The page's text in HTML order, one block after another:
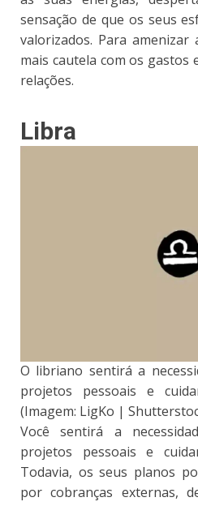
sensação de que os seus
valorizados. Para
mais cautela com os gastos
relações.
Libra
O libriano sentirá a
projetos pessoais e
(Imagem: LigKo |
Você sentirá a
projetos pessoais e
Todavia, os seus planos
por cobranças externas,